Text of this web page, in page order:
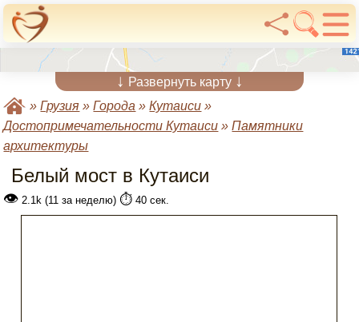
↓ Развернуть карту ↓
»Грузия »Города »Кутаиси »
Достопримечательности Кутаиси »Памятники
архитектуры
Белый мост в Кутаиси
👁 2.1k (11 за неделю) ⏱️ 40 сек.